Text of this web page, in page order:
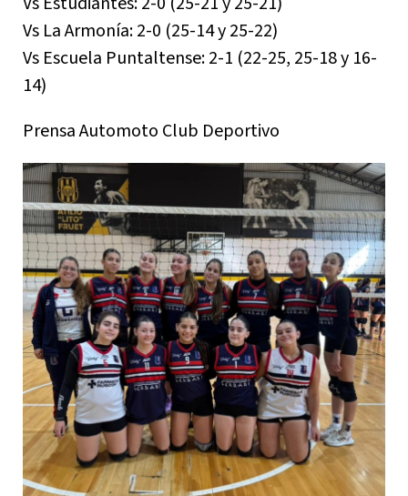
Vs La Armonía: 2-0 (25-14 y 25-22)
Vs Escuela Puntaltense: 2-1 (22-25, 25-18 y 16-
14)
Prensa Automoto Club Deportivo